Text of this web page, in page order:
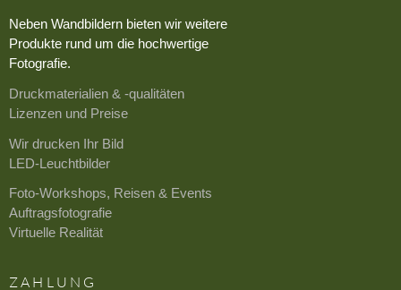
Neben Wandbildern bieten wir weitere
Produkte rund um die hochwertige
Fotografie.
Druckmaterialien & -qualitäten
Lizenzen und Preise
Wir drucken Ihr Bild
LED-Leuchtbilder
Foto-Workshops, Reisen & Events
Auftragsfotografie
Virtuelle Realität
ZAHLUNG